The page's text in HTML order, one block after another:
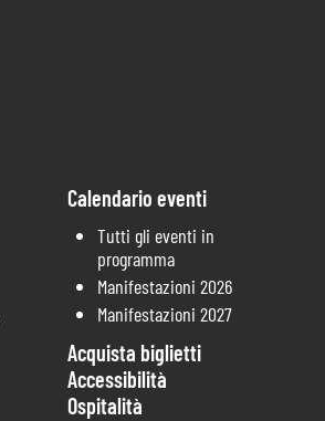
Calendario eventi
Tutti gli eventi in
programma
Manifestazioni 2026
Manifestazioni 2027
Acquista biglietti
Accessibilità
Ospitalità